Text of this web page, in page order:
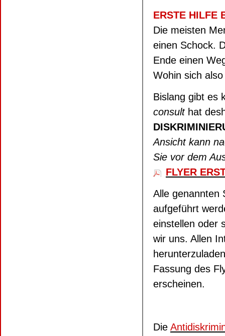
ERSTE HILFE
Die meisten
einen Schock.
Ende einen
Wohin sich
Bislang gibt es
consult hat
Ansicht kann
Sie vor dem
FLYER
Alle genannten
aufgeführt
einstellen oder
wir uns. Allen
Fassung des
erscheinen.
Die